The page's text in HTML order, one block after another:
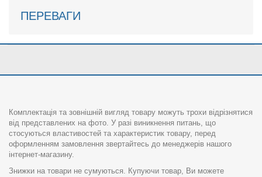
ПЕРЕВАГИ
Комплектація та зовнішній вигляд товару можуть трохи відрізнятися
від представлених на фото. У разі виникнення питань, що
стосуються властивостей та характеристик товару, перед
оформленням замовлення звертайтесь до менеджерів нашого
інтернет-магазину.
Знижки на товари не сумуються. Купуючи товар, Ви можете